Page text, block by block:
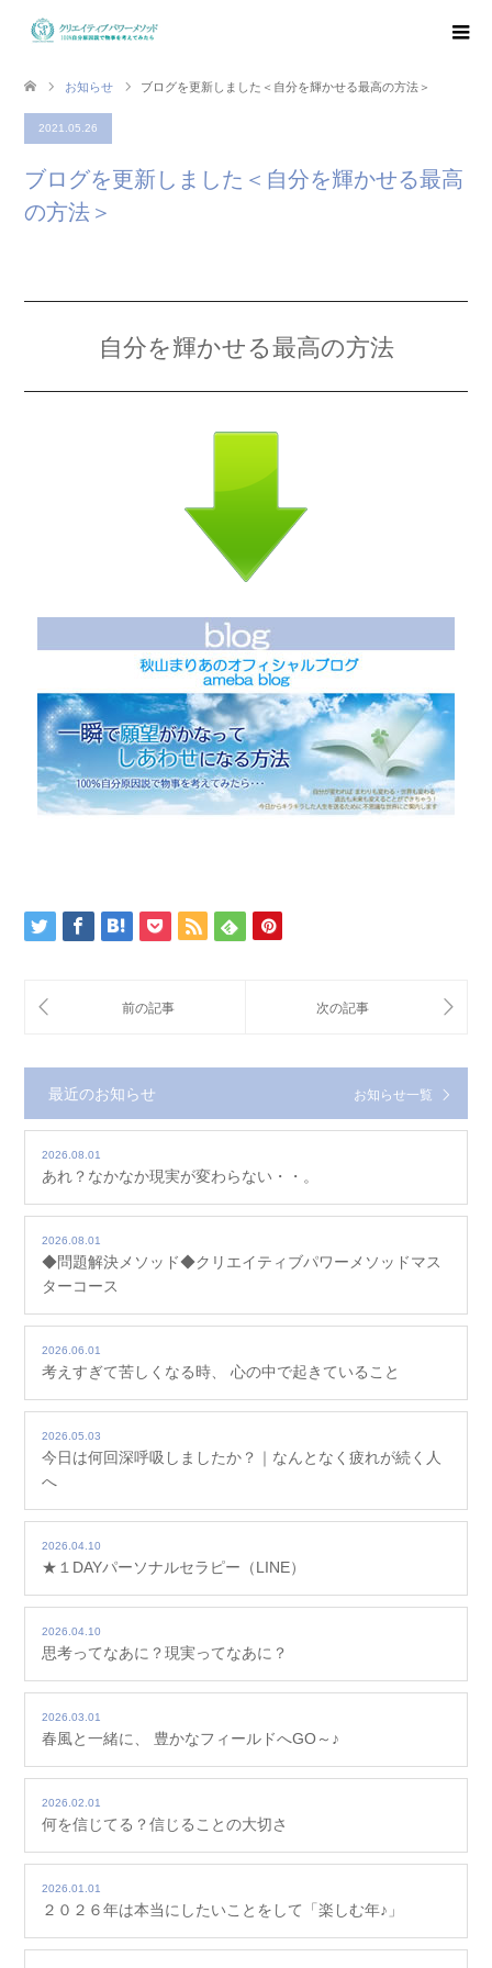
お知らせ ブログを更新しました＜自分を輝かせる最高の方法＞
2021.05.26
ブログを更新しました＜自分を輝かせる最高
の方法＞
自分を輝かせる最高の方法
最近のお知らせ お知らせ一覧
2026.08.01
あれ？なかなか現実が変わらない・・。
2026.08.01
◆問題解決メソッド◆クリエイティブパワーメソッドマス
ターコース
2026.06.01
考えすぎて苦しくなる時、 心の中で起きていること
2026.05.03
今日は何回深呼吸しましたか？｜なんとなく疲れが続く人
へ
2026.04.10
★１DAYパーソナルセラピー（LINE）
2026.04.10
思考ってなあに？現実ってなあに？
2026.03.01
春風と一緒に、 豊かなフィールドへGO～♪
2026.02.01
何を信じてる？信じることの大切さ
2026.01.01
２０２６年は本当にしたいことをして「楽しむ年♪」